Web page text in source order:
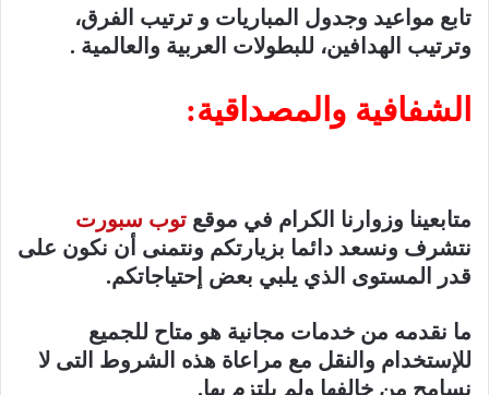
تابع مواعيد وجدول المباريات و ترتيب الفرق،
وترتيب الهدافين، للبطولات العربية والعالمية .
الشفافية والمصداقية:
متابعينا وزوارنا الكرام في موقع توب سبورت
نتشرف ونسعد دائما بزيارتكم ونتمنى أن نكون على
قدر المستوى الذي يلبي بعض إحتياجاتكم.
ما نقدمه من خدمات مجانية هو متاح للجميع
للإستخدام والنقل مع مراعاة هذه الشروط التى لا
نسامح من خالفها ولم يلتزم بها.